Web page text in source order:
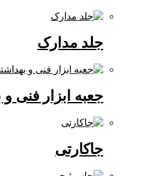
جلد مدارک
جعبه ابزار فنی و بهداشتی